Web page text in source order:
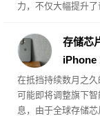
力，不仅大幅提升
存储芯
iPhone
在抵挡持续数月之
可能即将调整旗下
息，由于全球存储